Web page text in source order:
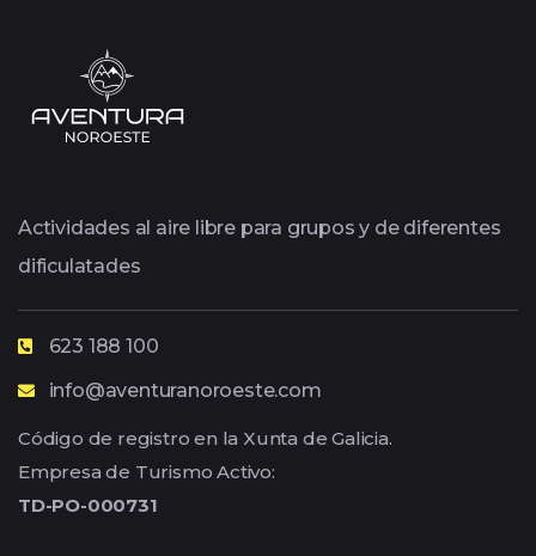
Actividades al aire libre para grupos y de diferentes
dificulatades
623 188 100
info@aventuranoroeste.com
Código de registro en la Xunta de Galicia.
Empresa de Turismo Activo:
TD-PO-000731